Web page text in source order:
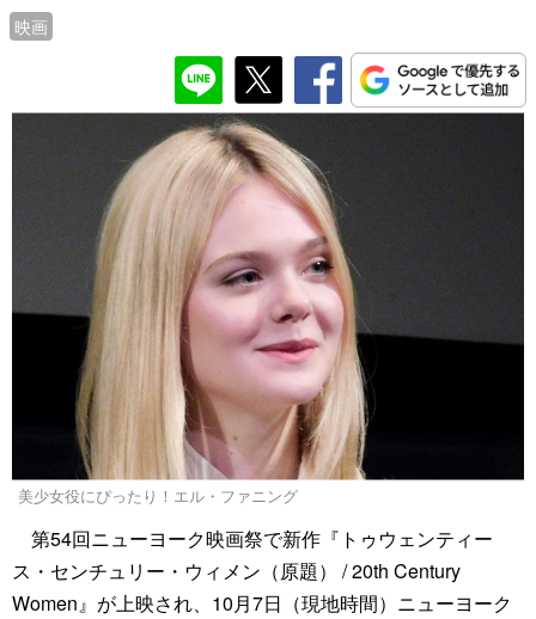
映画
美少女役にぴったり！エル・ファニング
第54回ニューヨーク映画祭で新作『トゥウェンティー
ス・センチュリー・ウィメン（原題） / 20th Century
Women』が上映され、10月7日（現地時間）ニューヨーク